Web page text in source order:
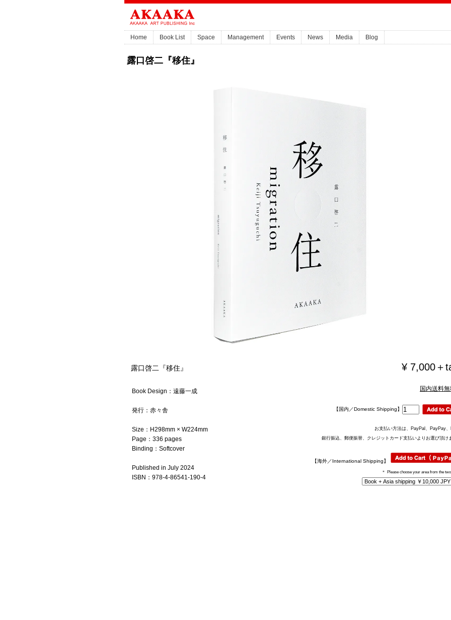
Home Book List Space Management Events News Media Blog
露口啓二『移住』
露口啓二『移住』
Book Design： 遠藤一成
発行：赤々舎
Size： H298mm × W224mm
Page： 336 pages
Binding：Softcover
Published in July 2024
ISBN： 978-4-86541-190-4
¥ 7,000＋
国内送料無
【国内／Domestic Shipping】
お支払い方法は、PayPal、PayPay
銀行振込、郵便振替、クレジットカード支払いよりお選び頂け
【海外／International Shipping】
＊ Please choose your area from the